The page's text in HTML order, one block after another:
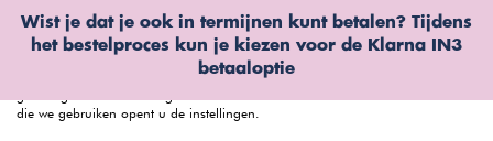
Wist je dat je ook in termijnen kunt betalen? Tijdens
het bestelproces kun je kiezen voor de Klarna IN3
betaaloptie
Wij gebruiken cookies
We kunnen deze plaatsen voor analyse van onze bezoekersgegevens, om
onze website te verbeteren, gepersonaliseerde inhoud te tonen en om u een
die we gebruiken opent u de instellingen.